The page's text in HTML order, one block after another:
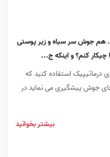
هم جوش سر سیاه و زیر پوستی
کنم؟ و اینکه ج...
استفاده کنید که
جوش پیشگیری می نماید در
بیشتر بخوانید